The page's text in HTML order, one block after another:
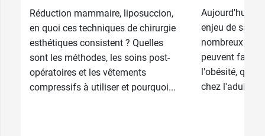
Réduction mammaire, liposuccion,
en quoi ces techniques de chirurgie
esthétiques consistent ? Quelles
sont les méthodes, les soins post-
opératoires et les vêtements
compressifs à utiliser et pourquoi...
Aujourd'hui,
enjeu de
nombreux
peuvent
l'obésité, que
chez l'adulte.